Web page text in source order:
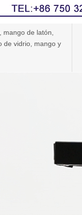
de latón,
de vidrio, mango y